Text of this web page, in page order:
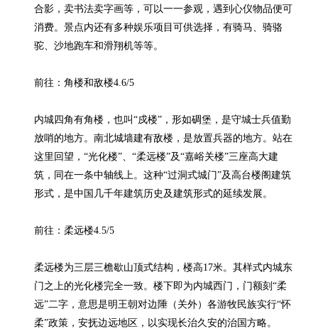
合影，卖书法卖字画等，可以一一参观，遇到心仪物品便可
消费。景点内还有多种娱乐项目可供选择，有骑马、骑骆
驼、沙地跑车和滑翔机等等。
前往：角楼和敌楼4.6/5
内城四角有角楼，也叫“戍楼”，形如碉堡，是守城士兵值勤
放哨的地方。南北城墙建有敌楼，是放置兵器的地方。站在
这里回望，“光化楼”、“柔远楼”及“嘉峪关楼”三座高大建
筑，同在一条中轴线上。这种“过洞式城门”及高台楼阁建筑
形式，是中国几千年建筑历史及建筑形式的延续发展。
前往：柔远楼4.5/5
柔远楼为三层三檐歇山顶式结构，楼高17米。其样式内城东
门之上的光化楼完全一致。楼下即为内城西门，门额刻“柔
远”二字，意思是明王朝对边陲（关外）各游牧民族实行“怀
柔”政策，安抚边远地区，以实现长治久安的治国方略。